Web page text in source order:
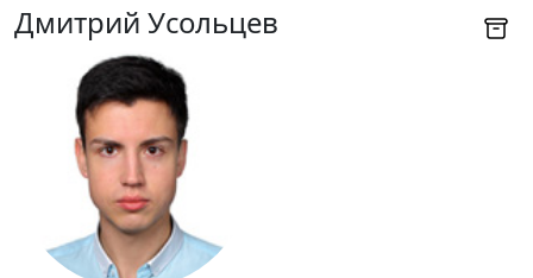
Дмитрий Усольцев